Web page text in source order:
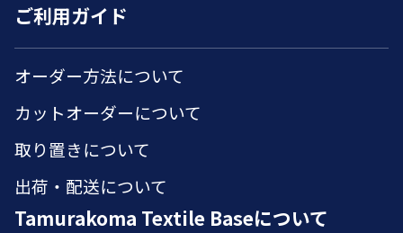
ご利用ガイド
オーダー方法について
カットオーダーについて
取り置きについて
出荷・配送について
Tamurakoma Textile Baseについて